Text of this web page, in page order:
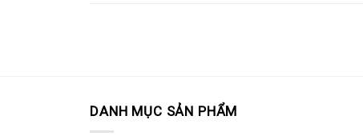
DANH MỤC SẢN PHẨM